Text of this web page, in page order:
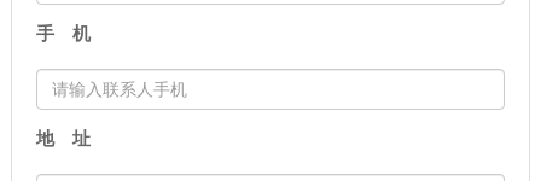
手 机
地 址